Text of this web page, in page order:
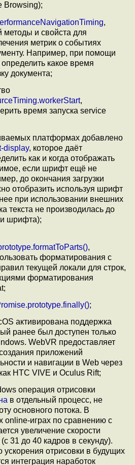
Browsing);
,
и свойста для
метрик о событиях
Например, при помощи
какое время
документа;
,
время запуска service
платформах добавлено
display, которое даёт
как и когда отображать
если шрифт ещё не
до окончания загрузки
отобразить используя шрифт
при использовании внешних
текста не производилась до
шрифта);
,
форматирования с
текущей локали для строк,
форматирования
;
активирована поддержка
ранее был доступен только
WebVR предоставляет
приложений
и навигации в Web через
HTC VIVE и Oculus Rift;
операция отрисовки
в отдельный процесс, не
основного потока. В
online-играх по сравнению с
увеличение скорости
31 до 40 кадров в секунду).
отрисовки в будущих
интеграция наработок